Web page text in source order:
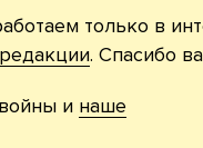
только в
. Спасибо
и наше